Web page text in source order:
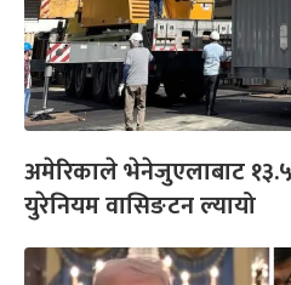
अमेरिकाले भेनेजुएलाबाट
युरेनियम वासिङटन ल्यायो